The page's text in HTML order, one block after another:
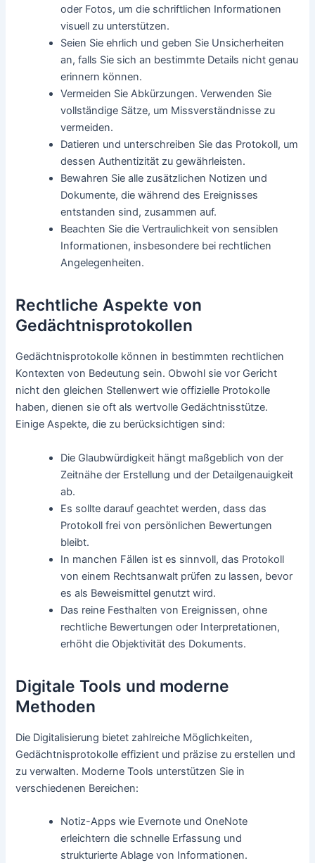
oder Fotos, um die schriftlichen Informationen
visuell zu unterstützen.
Seien Sie ehrlich und geben Sie Unsicherheiten
an, falls Sie sich an bestimmte Details nicht genau
erinnern können.
Vermeiden Sie Abkürzungen. Verwenden Sie
vollständige Sätze, um Missverständnisse zu
vermeiden.
Datieren und unterschreiben Sie das Protokoll, um
dessen Authentizität zu gewährleisten.
Bewahren Sie alle zusätzlichen Notizen und
Dokumente, die während des Ereignisses
entstanden sind, zusammen auf.
Beachten Sie die Vertraulichkeit von sensiblen
Informationen, insbesondere bei rechtlichen
Angelegenheiten.
Rechtliche Aspekte von
Gedächtnisprotokollen
Gedächtnisprotokolle können in bestimmten rechtlichen
Kontexten von Bedeutung sein. Obwohl sie vor Gericht
nicht den gleichen Stellenwert wie offizielle Protokolle
haben, dienen sie oft als wertvolle Gedächtnisstütze.
Einige Aspekte, die zu berücksichtigen sind:
Die Glaubwürdigkeit hängt maßgeblich von der
Zeitnähe der Erstellung und der Detailgenauigkeit
ab.
Es sollte darauf geachtet werden, dass das
Protokoll frei von persönlichen Bewertungen
bleibt.
In manchen Fällen ist es sinnvoll, das Protokoll
von einem Rechtsanwalt prüfen zu lassen, bevor
es als Beweismittel genutzt wird.
Das reine Festhalten von Ereignissen, ohne
rechtliche Bewertungen oder Interpretationen,
erhöht die Objektivität des Dokuments.
Digitale Tools und moderne
Methoden
Die Digitalisierung bietet zahlreiche Möglichkeiten,
Gedächtnisprotokolle effizient und präzise zu erstellen und
zu verwalten. Moderne Tools unterstützen Sie in
verschiedenen Bereichen:
Notiz-Apps wie Evernote und OneNote
erleichtern die schnelle Erfassung und
strukturierte Ablage von Informationen.